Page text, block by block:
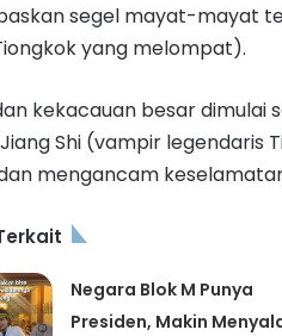
segel mayat-mayat
yang melompat).
kekacauan besar
Shi (vampir
mengancam
Negara Blok M Punya
Presiden, Makin